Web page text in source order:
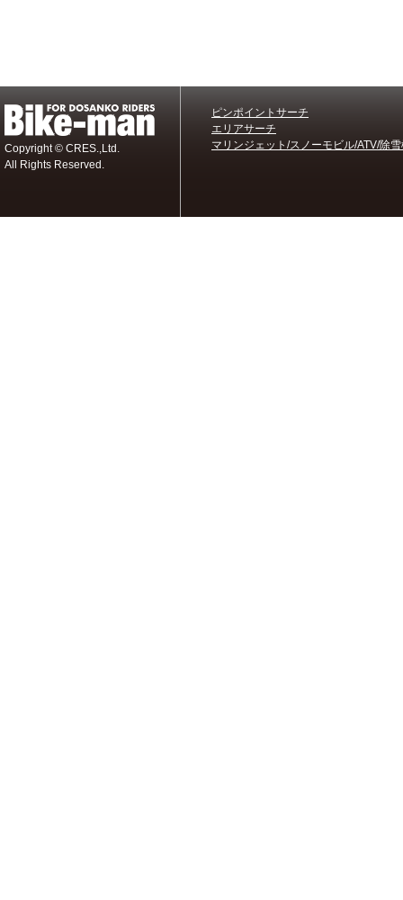
Copyright © CRES.,Ltd.
All Rights Reserved.
ピンポイントサーチ
エリアサーチ
マリンジェット/スノーモビル/ATV/除